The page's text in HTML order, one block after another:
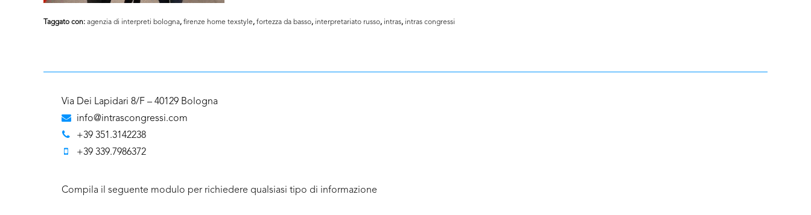
Taggato con: agenzia di interpreti bologna, firenze home texstyle, fortezza da basso, interpretariato russo, intras, intras congressi
Via Dei Lapidari 8/F – 40129 Bologna
info@intrascongressi.com
+39 351.3142238
+39 339.7986372
Compila il seguente modulo per richiedere qualsiasi tipo di informazione